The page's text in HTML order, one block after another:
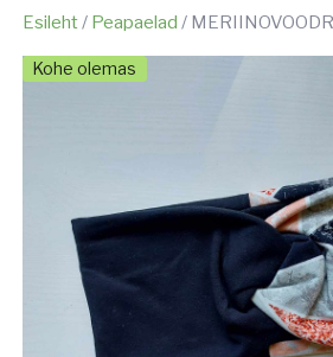
Esileht/ Peapaelad /
Kohe olemas